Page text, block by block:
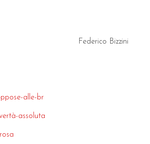
Federico Bizzini
alle-br
assoluta